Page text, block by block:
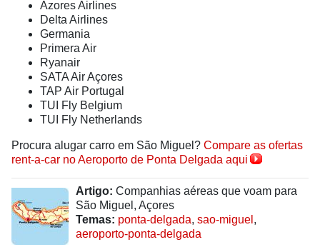
Azores Airlines
Delta Airlines
Germania
Primera Air
Ryanair
SATA Air Açores
TAP Air Portugal
TUI Fly Belgium
TUI Fly Netherlands
Procura alugar carro em São Miguel? Compare as ofertas
rent-a-car no Aeroporto de Ponta Delgada aqui
Artigo: Companhias aéreas que voam para
São Miguel, Açores
Temas: ponta-delgada, sao-miguel ,
aeroporto-ponta-delgada